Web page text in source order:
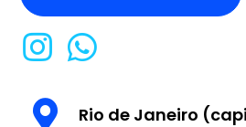
Rio de Janeiro